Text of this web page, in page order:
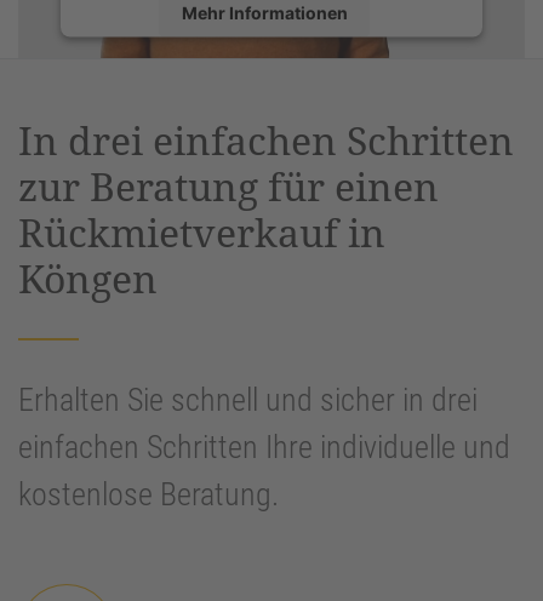
Mehr Informationen
Management Platform&eRecht24
In drei einfachen Schritten
zur Beratung für einen
Rückmietverkauf in
Köngen
Erhalten Sie schnell und sicher in drei
einfachen Schritten Ihre individuelle und
kostenlose Beratung.